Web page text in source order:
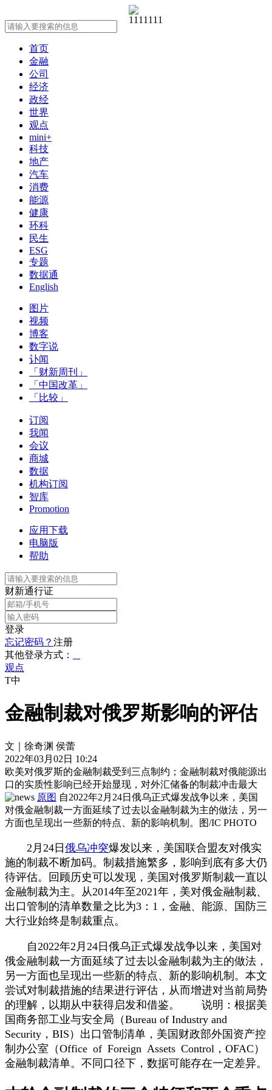
首页
金融
公司
经济
政经
世界
观点
mini+
科技
地产
汽车
消费
能源
健康
环科
民生
ESG
专题
数据通
English
图片
视频
博客
数字说
讣闻
「财新周刊」
「中国改革」
「比较」
订阅
我闻
会议
商城
数据
机构订阅
智库
Promotion
应用下载
电脑版
帮助
财新通行证
登录
忘记密码？ 注册
其他登录方式：
观点
T中
金融制裁对俄罗斯影响的评估
文｜徐奇渊 侯蕾
2022年03月02日 10:24
欧美对俄罗斯的金融制裁受到三点制约；金融制裁对俄能源出
口的实质性影响已经开始显现，对外汇储备的制裁冲击最大
原图 自2022年2月24日俄乌正式爆发战争以来，美国
对俄金融制裁一方面延续了过去以金融制裁为主的做法，另一
方面也呈现出一些新的特点、新的影响机制。图/IC PHOTO
2月24日俄乌冲突爆发以来，美国联合盟友对俄实
施的制裁不断加码。制裁措施繁多，影响到底有多大仍
待评估。回顾历史可以发现，美国对俄罗斯制裁一直以
金融制裁为主。从2014年至2021年，美对俄金融制裁、
出口管制的清单数量之比为3：1，金融、能源、国防三
大行业始终是制裁重点。
自2022年2月24日俄乌正式爆发战争以来，美国对
俄金融制裁一方面延续了过去以金融制裁为主的做法，
另一方面也呈现出一些新的特点、新的影响机制。本文
尝试对制裁措施的结果进行评估，从而增进对当前局势
的理解，以期从中获得启发和借鉴。 说明：根据美
国商务部工业与安全局（Bureau of Industry and
Security，BIS）出口管制清单，美国财政部外国资产控
制办公室（Office of Foreign Assets Control，OFAC）
金融制裁清单。不同口径下，数据可能存在一定差异。